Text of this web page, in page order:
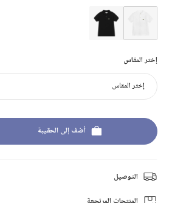
إختر المقاس
إختر المقاس
أضف إلى الحقيبة
التوصيل